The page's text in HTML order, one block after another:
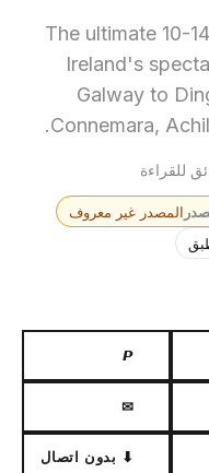
The ultimate 10-
Ireland's
Galway to
Connemara,
المصدر غير معروف
𝙋
✉
⬇ بدون اتصال